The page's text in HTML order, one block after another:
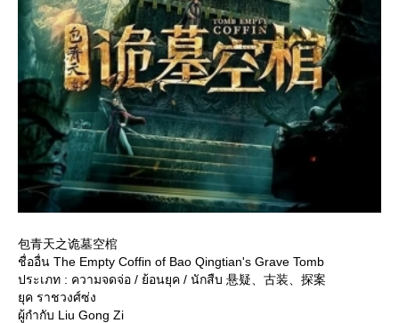
包青天之诡墓空棺
ชื่ออื่น The Empty Coffin of Bao Qingtian's Grave Tomb
ประเภท : ความจดจ่อ / ย้อนยุค / นักสืบ 悬疑、古装、探案
ุค ราชวงศ์ซ่ง
ผู้กำกับ Liu Gong Zi